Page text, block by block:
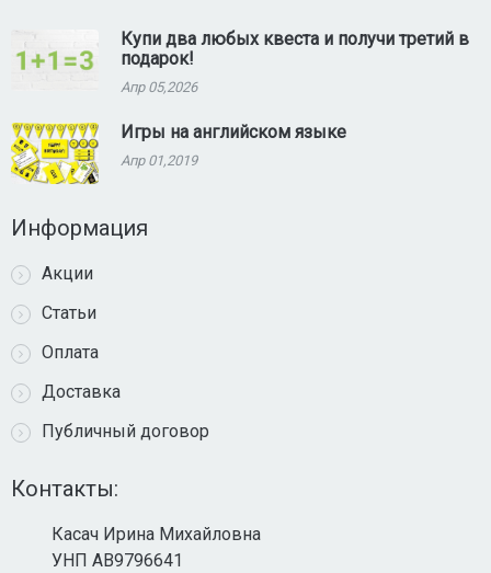
Купи два любых квеста и получи третий в
подарок!
Апр 05,2026
Игры на английском языке
Апр 01,2019
Информация
Акции
Статьи
Оплата
Доставка
Публичный договор
Контакты:
Касач Ирина Михайловна
УНП AB9796641